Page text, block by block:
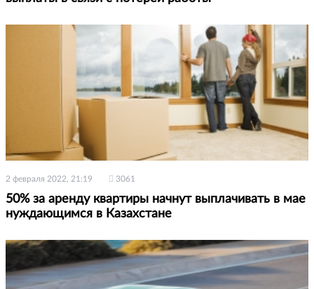
2 февраля 2022, 21:19 3061
50% за аренду квартиры начнут выплачивать в мае
нуждающимся в Казахстане